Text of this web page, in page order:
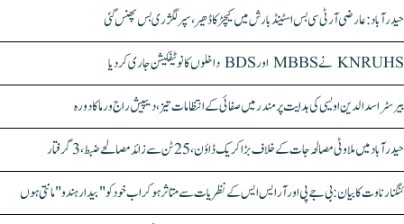
حیدرآباد: عارضی آر ٹی سی بس اسٹینڈ بارش میں کیچڑ کا ڈھیر، سپر لگژری بس پھنس گئی
KNRUHS نے MBBS اور BDS داخلوں کا نوٹیفکیشن جاری کر دیا
بیرسٹر اسدالدین اویسی کی ہدایت پر مندر میں صفائی کے انتظامات تیز، دیپیش راج ورما کا دورہ
حیدرآباد میں ملاوٹی مصالحہ جات کے خلاف بڑا کریک ڈاؤن، 25 ٹن سے زائد مصالحے ضبط، 3 گرفتار
کنگنا رناوت کا بیان: بی جے پی اور آر ایس ایس کے نظریات سے متاثر ہو کر اب خود کو "بیدار ہندو" مانتی ہوں